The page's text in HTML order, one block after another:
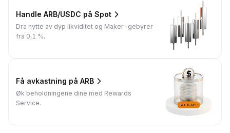
Handle ARB/USDC på Spot
Dra nytte av dyp likviditet og Maker-gebyrer
fra 0,1 %.
Få avkastning på ARB
Øk beholdningene dine med Rewards
Service.